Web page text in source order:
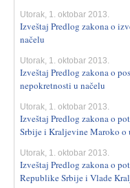
Utorak, 1. oktobar 2013.
Izveštaj Predlog zakona o
načelu
Utorak, 1. oktobar 2013.
Izveštaj Predlog zakona o
nepokretnosti u načelu
Utorak, 1. oktobar 2013.
Izveštaj Predlog zakona o
Srbije i Kraljevine Maroko o
Utorak, 1. oktobar 2013.
Izveštaj Predlog zakona o
Republike Srbije i Vlade